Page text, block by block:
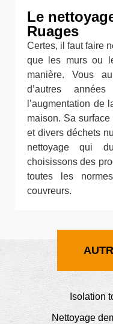
Le
Ruages
Certes, il faut faire
que les murs ou
manière. Vous
d’autres
l’augmentation de
maison. Sa
et divers déchets
nettoyage qui
choisissons des
toutes les
couvreurs.
Isolation
Nettoyage